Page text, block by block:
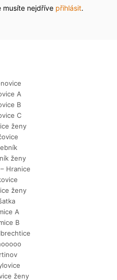
musíte nejdříve přihlásit.
A
B
C
ženy
ženy
Hranice
ženy
A
B
ženy